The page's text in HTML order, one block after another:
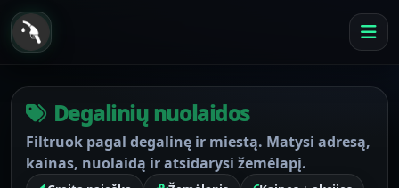
Degalinių nuolaidos
Filtruok pagal degalinę ir miestą. Matysi adresą,
kainas, nuolaidą ir atsidarysi žemėlapį.